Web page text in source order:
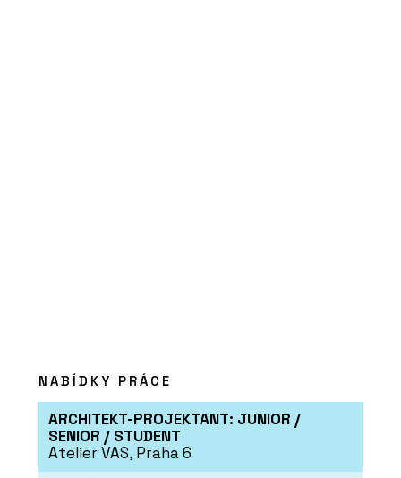
NABÍDKY PRÁCE
ARCHITEKT-PROJEKTANT: JUNIOR /
SENIOR / STUDENT
Atelier VAS, Praha 6